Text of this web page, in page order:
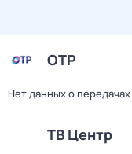
ОТР
Нет данных о
ТВ Центр